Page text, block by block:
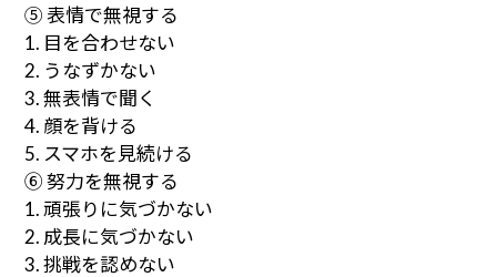
⑤ 表情で無視する
1. 目を合わせない
2. うなずかない
3. 無表情で聞く
4. 顔を背ける
5. スマホを見続ける
⑥ 努力を無視する
1. 頑張りに気づかない
2. 成長に気づかない
3. 挑戦を認めない